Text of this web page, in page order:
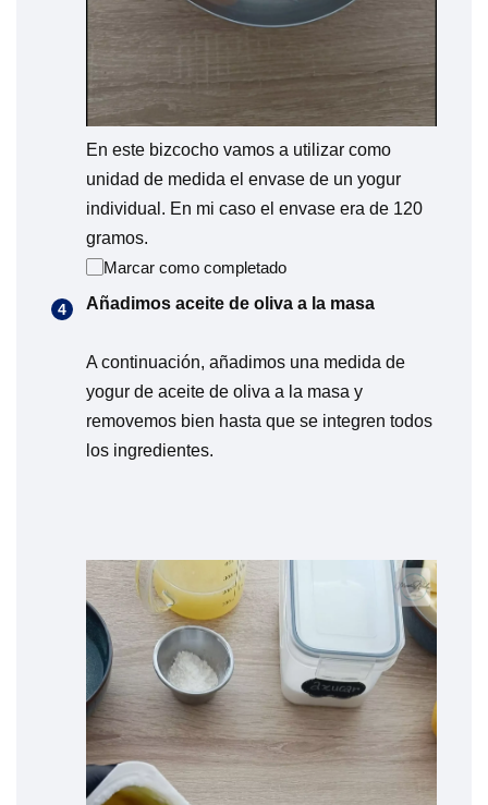
En este bizcocho vamos a utilizar como
unidad de medida el envase de un yogur
individual. En mi caso el envase era de 120
gramos.
Marcar como completado
Añadimos aceite de oliva a la masa
A continuación, añadimos una medida de
yogur de aceite de oliva a la masa y
removemos bien hasta que se integren todos
los ingredientes.